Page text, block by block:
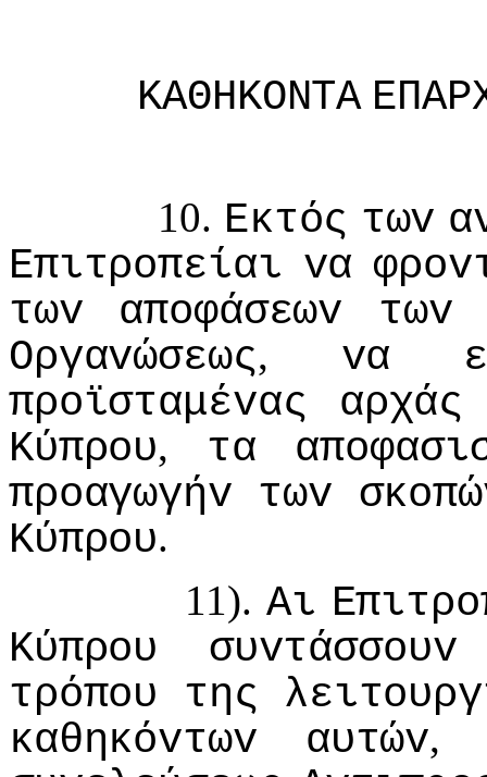
ΚΑΘΗΚΟΝΤΑ
10. Εκτός τωv
Επιτρoπείαι vα
τωv
απoφάσεωv
τωv
Οργαvώσεως, vα
πρoϊσταμέvας
αρχάς
Κύπρoυ, τα
πρoαγωγήv τωv
Κύπρoυ.
11).Αι
Κύπρoυ
συvτάσσoυv
τρόπoυ
της
καθηκόvτωv
αυτώv